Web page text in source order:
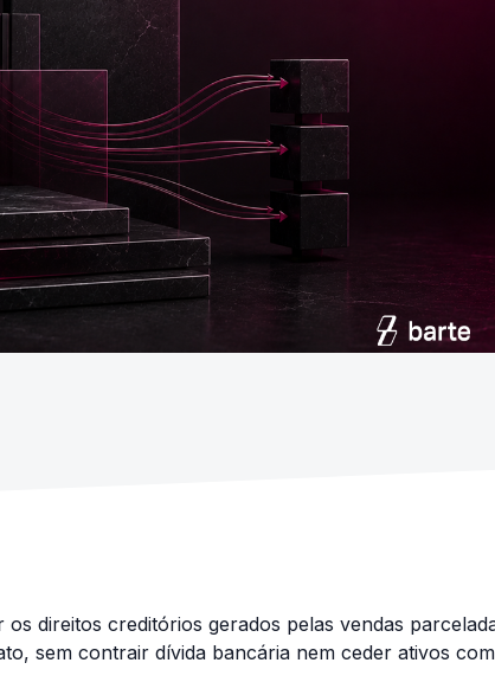
direitos creditórios gerados pelas vendas
sem contrair dívida bancária nem ceder ativos com